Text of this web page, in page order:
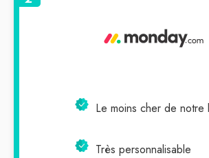
Le moins cher de notre
Très personnalisable